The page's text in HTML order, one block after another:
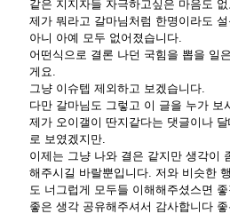
같은 지지자들 자극하고싶은 마음도 없
제가 뭐라고 갈마님처럼 한명이라도
아니 아예 모두 없어졌습니다.
어떤식으로 결론 나던 국힘을 뽑을 일
게요.
그냥 이슈텝 제외하고 보겠습니다.
다만 갈마님도 그렇고 이 글을 누가 보
제가 오이갤이 딴지같다는 댓글이나
로 보였겠지만.
이제는 그냥 나와 결은 같지만 생각이
해주시길 바랄뿐입니다. 저와 비슷한
도 너그럽게 모두들 이해해주셨스면
좋은 생각 공유해주셔서 감사합니다